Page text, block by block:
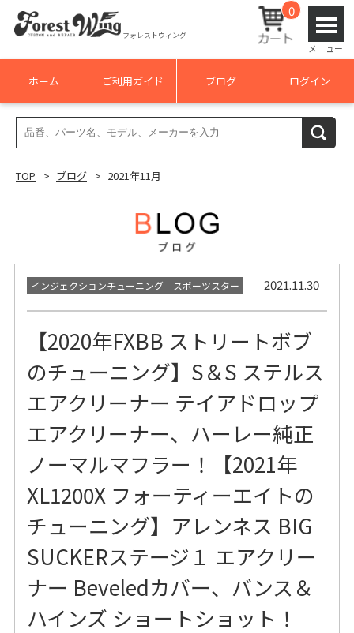
フォレストウィング
ホーム ご利用ガイド ブログ ログイン
0
メニュー
検
索
果:
検索
TOP ブログ 2021年11月
2021.11.30
インジェクションチューニング スポーツスター
【2020年FXBB ストリートボブ
のチューニング】S＆S ステルス
エアクリーナー テイアドロップ
エアクリーナー、ハーレー純正
ノーマルマフラー！【2021年
XL1200X フォーティーエイトの
チューニング】アレンネス BIG
SUCKERステージ１ エアクリー
ナー Beveledカバー、バンス＆
ハインズ ショートショット！